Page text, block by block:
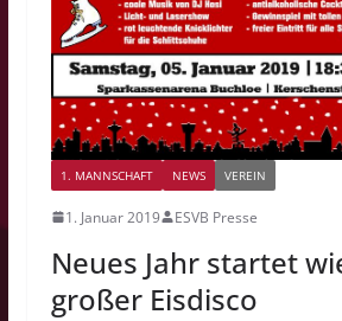
1. MANNSCHAFT NEWS VEREIN
1. Januar 2019 ESVB Presse
Neues Jahr startet
großer Eisdisco